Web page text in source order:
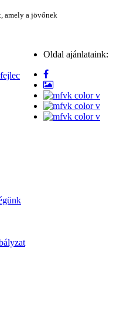
amely a jövőnek
Oldal ajánlataink: